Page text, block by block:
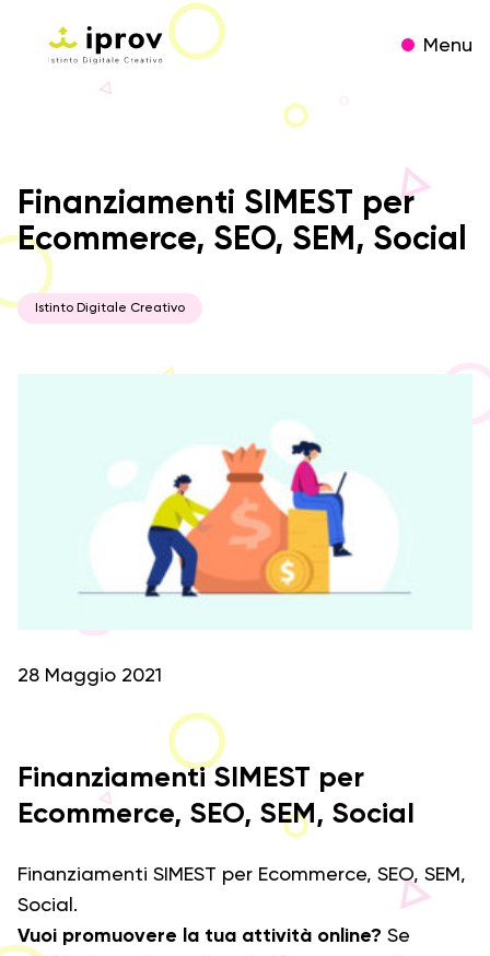
Menu
Finanziamenti SIMEST per
Ecommerce, SEO, SEM, Social
Istinto Digitale Creativo
28 Maggio 2021
Finanziamenti SIMEST per
Ecommerce, SEO, SEM, Social
Finanziamenti SIMEST per Ecommerce, SEO, SEM,
Social.
Vuoi promuovere la tua attività online? Se